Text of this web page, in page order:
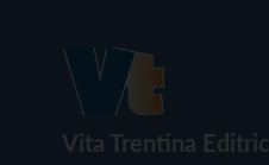
Vita Trentina